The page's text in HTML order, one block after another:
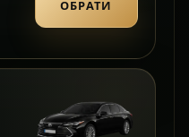
ОБРАТИ